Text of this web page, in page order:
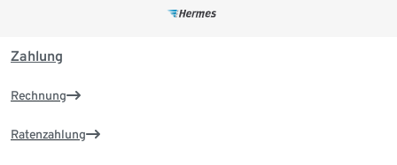
Zahlung
Rechnung
Ratenzahlung